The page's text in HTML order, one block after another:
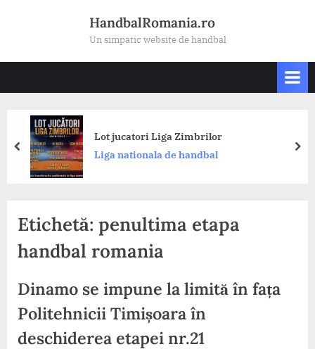
HandbalRomania.ro
Un simpatic website de handbal
Lot jucatori Liga Zimbrilor
Liga nationala de handbal
prev
Etichetă: penultima etapa
handbal romania
Dinamo se impune la limită în fața
Politehnicii Timișoara în
deschiderea etapei nr.21